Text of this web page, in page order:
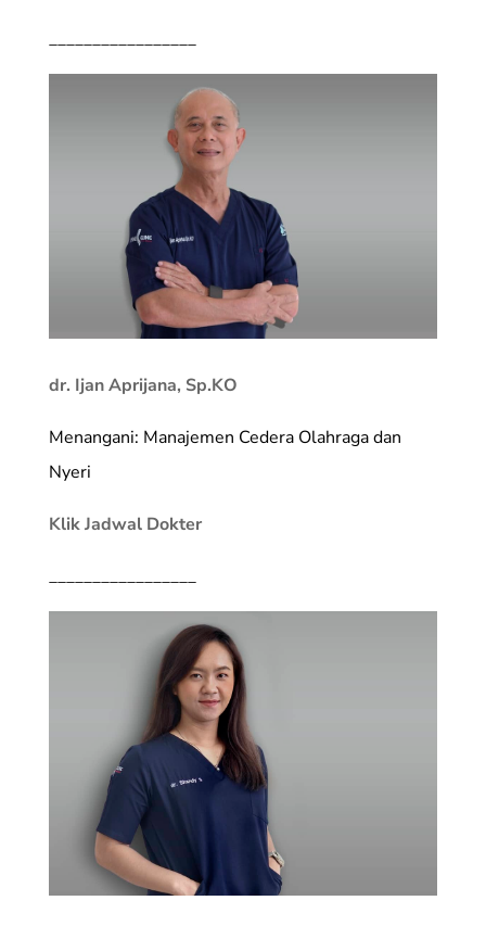
_________________
dr. Ijan Aprijana, Sp.KO
Menangani: Manajemen Cedera Olahraga dan
Nyeri
Klik Jadwal Dokter
_________________